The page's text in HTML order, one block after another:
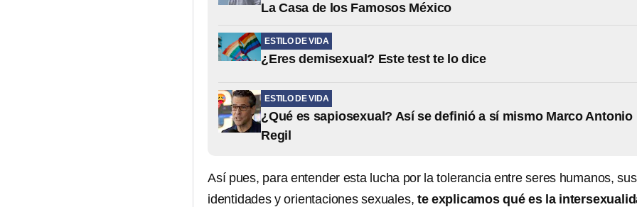
La Casa de los Famosos México
ESTILO DE VIDA
¿Eres demisexual? Este test te lo dice
ESTILO DE VIDA
¿Qué es sapiosexual? Así se definió a sí mismo Marco Antonio
Regil
Así pues, para entender esta lucha por la tolerancia entre seres humanos, sus
identidades y orientaciones sexuales, te explicamos qué es la